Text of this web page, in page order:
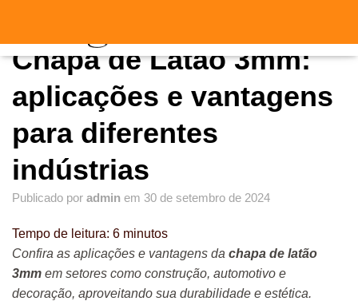
L
R
Chapa de Latão 3mm:
aplicações e vantagens
para diferentes
indústrias
Publicado por admin em 30 de setembro de 2024
Tempo de leitura: 6 minutos
Confira as aplicações e vantagens da chapa de latão
3mm em setores como construção, automotivo e
decoração, aproveitando sua durabilidade e estética.